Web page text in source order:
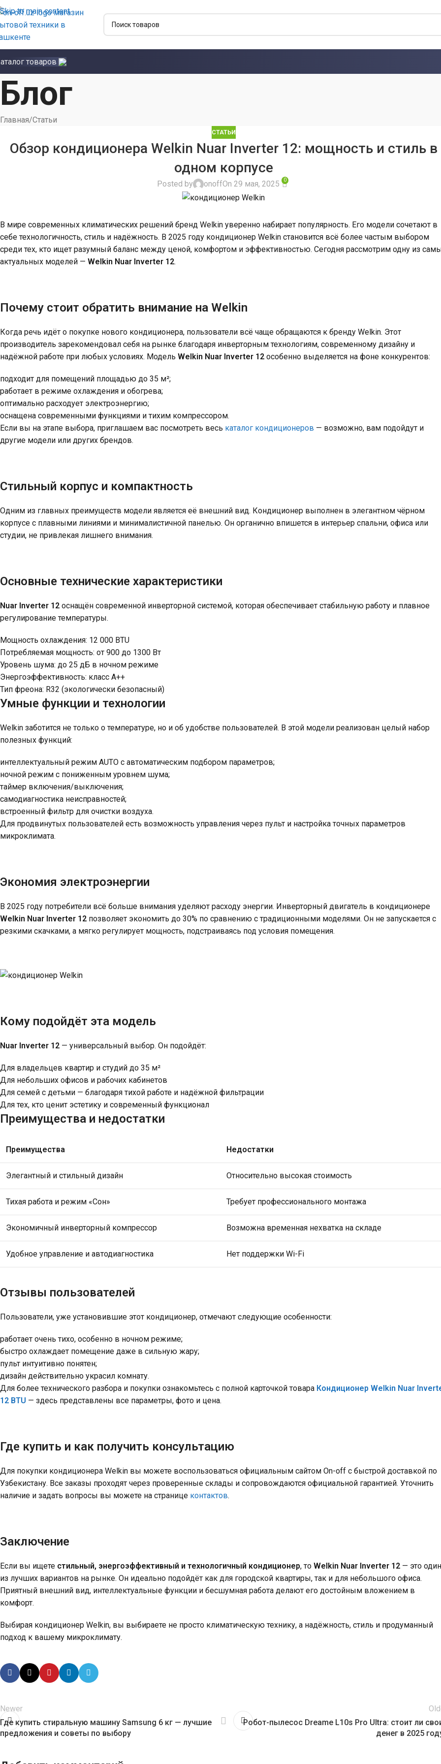
Skip to main content
товаров
Блог
Главная Статьи
СТАТЬИ
Обзор кондиционера Welkin Nuar Inverter 12: мощность и стиль в
одном корпусе
Posted by onoffOn 29 мая, 2025 0
В мире современных климатических решений бренд Welkin уверенно набирает популярность. Его модели сочетают в
себе технологичность, стиль и надёжность. В 2025 году кондиционер Welkin становится всё более частым выбором
среди тех, кто ищет разумный баланс между ценой, комфортом и эффективностью. Сегодня рассмотрим одну из
актуальных моделей — Welkin Nuar Inverter 12.
Почему стоит обратить внимание на Welkin
Когда речь идёт о покупке нового кондиционера, пользователи всё чаще обращаются к бренду Welkin. Этот
производитель зарекомендовал себя на рынке благодаря инверторным технологиям, современному дизайну и
надёжной работе при любых условиях. Модель Welkin Nuar Inverter 12 особенно выделяется на фоне конкурентов:
подходит для помещений площадью до 35 м²;
работает в режиме охлаждения и обогрева;
оптимально расходует электроэнергию;
оснащена современными функциями и тихим компрессором.
Если вы на этапе выбора, приглашаем вас посмотреть весь каталог кондиционеров — возможно, вам подойдут и
другие модели или других брендов.
Стильный корпус и компактность
Одним из главных преимуществ модели является её внешний вид. Кондиционер выполнен в элегантном чёрном
корпусе с плавными линиями и минималистичной панелью. Он органично впишется в интерьер спальни, офиса или
студии, не привлекая лишнего внимания.
Основные технические характеристики
Nuar Inverter 12 оснащён современной инверторной системой, которая обеспечивает стабильную работу и плавное
регулирование температуры.
Мощность охлаждения: 12 000 BTU
Потребляемая мощность: от 900 до 1300 Вт
Уровень шума: до 25 дБ в ночном режиме
Энергоэффективность: класс A++
Тип фреона: R32 (экологически безопасный)
Умные функции и технологии
Welkin заботится не только о температуре, но и об удобстве пользователей. В этой модели реализован целый набор
полезных функций:
интеллектуальный режим AUTO с автоматическим подбором параметров;
ночной режим с пониженным уровнем шума;
таймер включения/выключения;
самодиагностика неисправностей;
встроенный фильтр для очистки воздуха.
Для продвинутых пользователей есть возможность управления через пульт и настройка точных параметров
микроклимата.
Экономия электроэнергии
В 2025 году потребители всё больше внимания уделяют расходу энергии. Инверторный двигатель в кондиционере
Welkin Nuar Inverter 12 позволяет экономить до 30% по сравнению с традиционными моделями. Он не запускается с
резкими скачками, а мягко регулирует мощность, подстраиваясь под условия помещения.
Кому подойдёт эта модель
Nuar Inverter 12 — универсальный выбор. Он подойдёт:
Для владельцев квартир и студий до 35 м²
Для небольших офисов и рабочих кабинетов
Для семей с детьми — благодаря тихой работе и надёжной фильтрации
Для тех, кто ценит эстетику и современный функционал
Преимущества и недостатки
Преимущества Недостатки
Элегантный и стильный дизайн Относительно высокая стоимость
Тихая работа и режим «Сон» Требует профессионального монтажа
Экономичный инверторный компрессор Возможна временная нехватка на складе
Удобное управление и автодиагностика Нет поддержки Wi-Fi
Отзывы пользователей
Пользователи, уже установившие этот кондиционер, отмечают следующие особенности:
работает очень тихо, особенно в ночном режиме;
быстро охлаждает помещение даже в сильную жару;
пульт интуитивно понятен;
дизайн действительно украсил комнату.
Для более технического разбора и покупки ознакомьтесь с полной карточкой товара Кондиционер Welkin Nuar
12 BTU — здесь представлены все параметры, фото и цена.
Где купить и как получить консультацию
Для покупки кондиционера Welkin вы можете воспользоваться официальным сайтом On-off с быстрой доставкой по
Узбекистану. Все заказы проходят через проверенные склады и сопровождаются официальной гарантией. Уточнить
наличие и задать вопросы вы можете на странице контактов.
Заключение
Если вы ищете стильный, энергоэффективный и технологичный кондиционер, то Welkin Nuar Inverter 12 — это один
из лучших вариантов на рынке. Он идеально подойдёт как для городской квартиры, так и для небольшого офиса.
Приятный внешний вид, интеллектуальные функции и бесшумная работа делают его достойным вложением в
комфорт.
Выбирая кондиционер Welkin, вы выбираете не просто климатическую технику, а надёжность, стиль и продуманный
подход к вашему микроклимату.
Newer
Где купить стиральную машину Samsung 6 кг — лучшие
предложения и советы по выбору
Робот-пылесос Dreame L10s Pro Ultra: стоит ли
денег в 2025